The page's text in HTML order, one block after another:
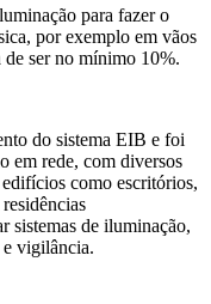
para fazer o
por exemplo em vãos
de ser no mínimo 10%.
do sistema EIB e foi
em rede, com diversos
como escritórios,
sistemas de iluminação,
vigilância.